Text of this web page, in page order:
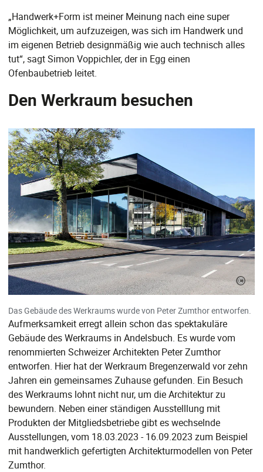
„Handwerk+Form ist meiner Meinung nach eine super
Möglichkeit, um aufzuzeigen, was sich im Handwerk und
im eigenen Betrieb designmäßig wie auch technisch alles
tut“, sagt Simon Voppichler, der in Egg einen
Ofenbaubetrieb leitet.
Den Werkraum besuchen
©
Das Gebäude des Werkraums wurde von Peter Zumthor entworfen.
Aufmerksamkeit erregt allein schon das spektakuläre
Gebäude des Werkraums in Andelsbuch. Es wurde vom
renommierten Schweizer Architekten Peter Zumthor
entworfen. Hier hat der Werkraum Bregenzerwald vor zehn
Jahren ein gemeinsames Zuhause gefunden. Ein Besuch
des Werkraums lohnt nicht nur, um die Architektur zu
bewundern. Neben einer ständigen Ausstelllung mit
Produkten der Mitgliedsbetriebe gibt es wechselnde
Ausstellungen, vom 18.03.2023 - 16.09.2023 zum Beispiel
mit handwerklich gefertigten Architekturmodellen von Peter
Zumthor.